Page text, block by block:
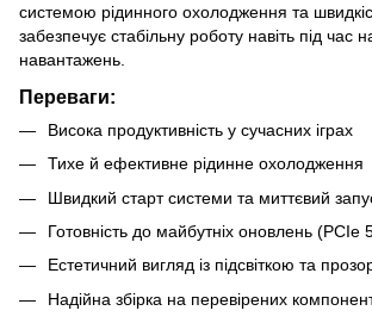
системою рідинного охолодження та
забезпечує стабільну роботу навіть під час
навантажень.
Переваги:
Висока продуктивність у сучасних іграх
Тихе й ефективне рідинне охолодження
Швидкий старт системи та миттєвий
Готовність до майбутніх оновлень (PCIe
Естетичний вигляд із підсвіткою та
Надійна збірка на перевірених